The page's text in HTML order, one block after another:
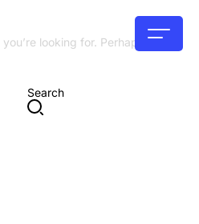
looking for. Perhaps try a
Search